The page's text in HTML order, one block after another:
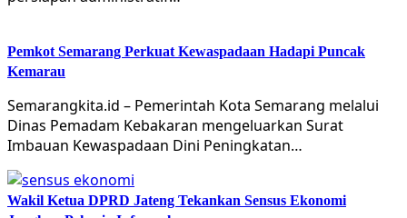
Pemkot Semarang Perkuat Kewaspadaan Hadapi Puncak
Kemarau
Semarangkita.id – Pemerintah Kota Semarang melalui
Dinas Pemadam Kebakaran mengeluarkan Surat
Imbauan Kewaspadaan Dini Peningkatan…
Wakil Ketua DPRD Jateng Tekankan Sensus Ekonomi